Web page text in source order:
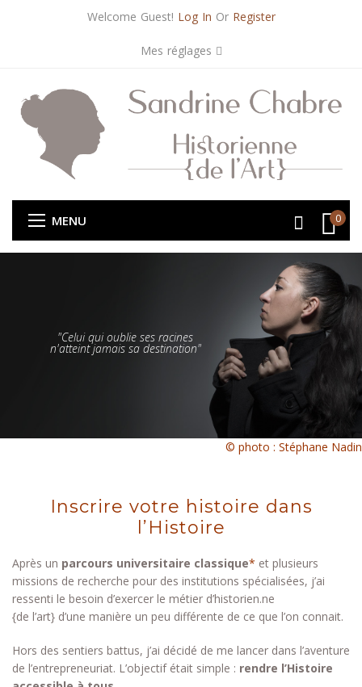
Welcome Guest! Log In Or Register
Mes réglages
MENU 0
"Celui qui oublie ses racines
n'atteint jamais sa destination"
© photo : Stéphane Nadin
Inscrire votre histoire dans
l’Histoire
Après un parcours universitaire classique* et plusieurs
missions de recherche pour des institutions spécialisées, j’ai
ressenti le besoin d’exercer le métier d’historien.ne
{de l’art} d’une manière un peu différente de ce que l’on connait.
Hors des sentiers battus, j’ai décidé de me lancer dans l’aventure
de l’entrepreneuriat. L’objectif était simple : rendre l’Histoire